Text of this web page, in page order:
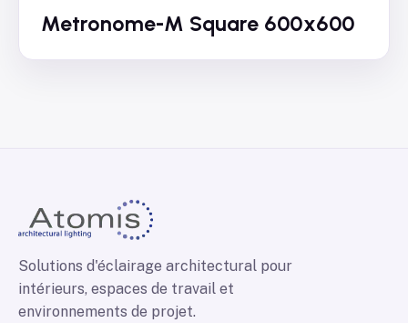
Metronome-M Square 600x600
Solutions d'éclairage architectural pour
intérieurs, espaces de travail et
environnements de projet.